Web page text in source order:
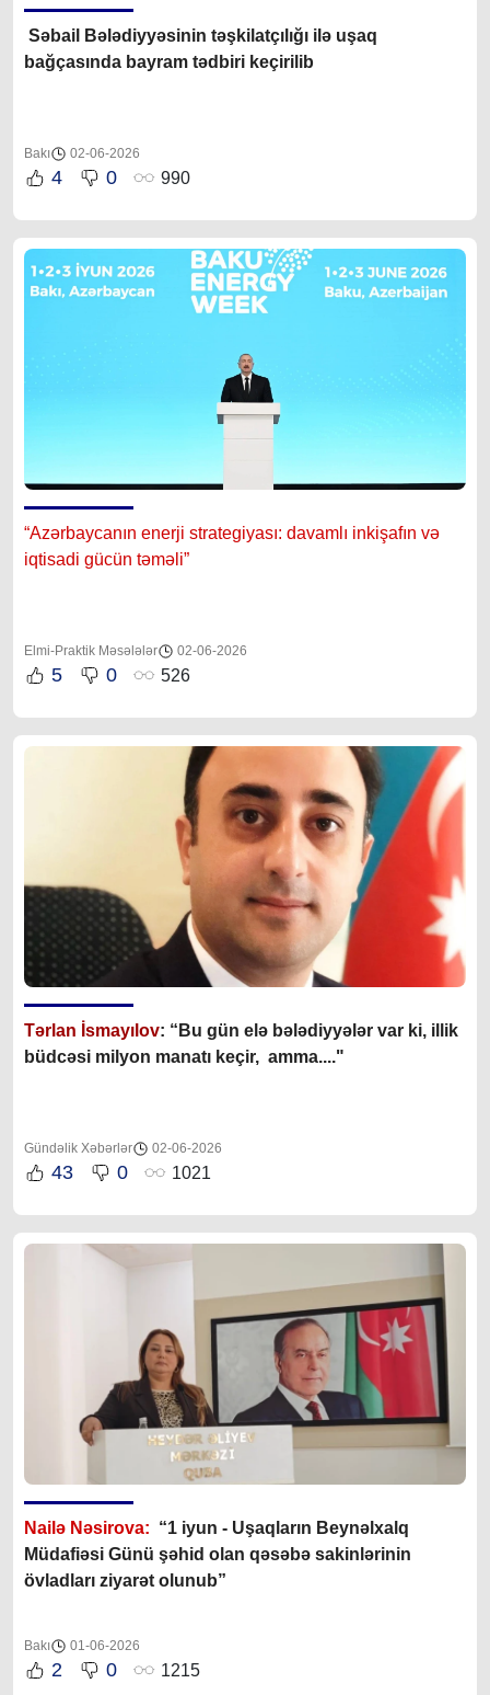
Səbail Bələdiyyəsinin təşkilatçılığı ilə uşaq
bağçasında bayram tədbiri keçirilib
Bakı 02-06-2026
4 0 990
“Azərbaycanın enerji strategiyası: davamlı inkişafın və
iqtisadi gücün təməli”
Elmi-Praktik Məsələlər 02-06-2026
5 0 526
Tərlan İsmayılov: “Bu gün elə bələdiyyələr var ki, illik
büdcəsi milyon manatı keçir, amma...."
Gündəlik Xəbərlər 02-06-2026
43 0 1021
Nailə Nəsirova: “1 iyun - Uşaqların Beynəlxalq
Müdafiəsi Günü şəhid olan qəsəbə sakinlərinin
övladları ziyarət olunub”
Bakı 01-06-2026
2 0 1215